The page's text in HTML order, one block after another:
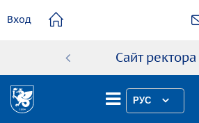
содержанию
Вход
Сайт ректора
РУС